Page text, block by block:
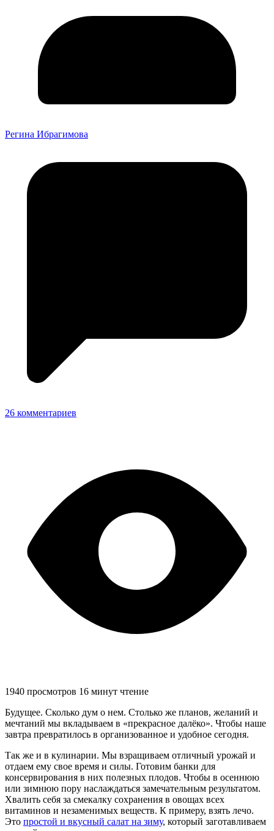
Регина Ибрагимова
26 комментариев
1940 просмотров 16 минут чтение
Будущее. Сколько дум о нем. Столько же планов, желаний и
мечтаний мы вкладываем в «прекрасное далёко». Чтобы наше
завтра превратилось в организованное и удобное сегодня.
Так же и в кулинарии. Мы взращиваем отличный урожай и
отдаем ему свое время и силы. Готовим банки для
консервирования в них полезных плодов. Чтобы в осеннюю
или зимнюю пору наслаждаться замечательным результатом.
Хвалить себя за смекалку сохранения в овощах всех
витаминов и незаменимых веществ. К примеру, взять лечо.
Это простой и вкусный салат на зиму, который заготавливаем